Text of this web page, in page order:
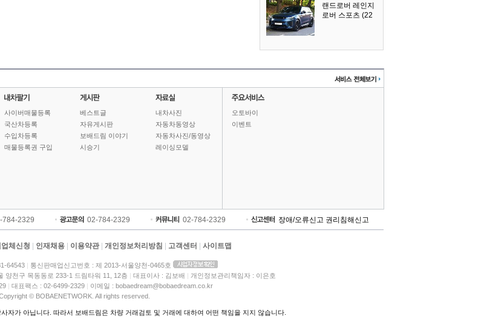
랜드로버 레인지
로버 스포츠 (22
사이버매물등록
국산차등록
수입차등록
매물등록권 구입
베스트글
자유게시판
보배드림 이야기
시승기
내차사진
자동차동영상
자동차사진/동영상
레이싱모델
오토바이
이벤트
784-2329 02-784-2329 02-784-2329 장애/오류신고 권리침해신고
체신청 인재채용 이용약관 개인정보처리방침 고객센터 사이트맵
64543
통신판매업신고번호 : 제 2013-서울양천-0465호
양천구 목동동로 233-1 드림타워 11, 12층 대표이사 : 김보배
개인정보관리책임자 : 이은호
대표팩스 : 02-6499-2329
이메일 : bobaedream@bobaedream.co.kr
© BOBAENETWORK. All rights reserved.
자가 아닙니다. 따라서 보배드림은 차량 거래검토 및 거래에 대하여 어떤 책임을 지지 않습니다.